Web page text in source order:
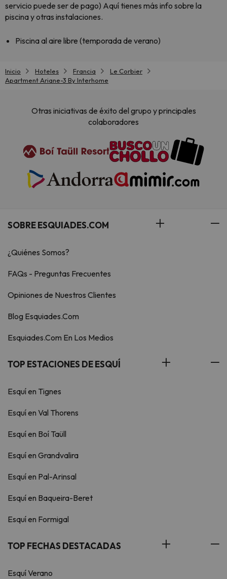
servicio puede ser de pago) Aquí tienes más info sobre la
piscina y otras instalaciones.
Piscina al aire libre (temporada de verano)
Inicio Hoteles Francia
Le Corbier
Apartment Ariane-3 By Interhome
Otras iniciativas de éxito del grupo y principales
colaboradores
SOBRE ESQUIADES.COM
¿Quiénes Somos?
FAQs - Preguntas Frecuentes
Opiniones de Nuestros Clientes
Blog Esquiades.Com
Esquiades.Com En Los Medios
TOP ESTACIONES DE ESQUÍ
Esquí en Tignes
Esquí en Val Thorens
Esquí en Boí Taüll
Esquí en Grandvalira
Esquí en Pal-Arinsal
Esquí en Baqueira-Beret
Esquí en Formigal
TOP FECHAS DESTACADAS
Esquí Verano